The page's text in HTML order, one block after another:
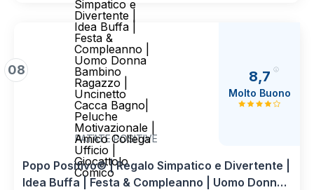
08
Simpatico e
Divertente |
Idea Buffa |
Festa &
Compleanno |
Uomo Donna
Bambino
Ragazzo |
Uncinetto
Cacca Bagno|
Peluche
Motivazionale |
Amico Collega
Ufficio |
Giocattolo
Comico
PATATE POSITIVE
8,7
Molto Buono
Popo Positivo© | Regalo Simpatico e Divertente |
Idea Buffa | Festa & Compleanno | Uomo Donna